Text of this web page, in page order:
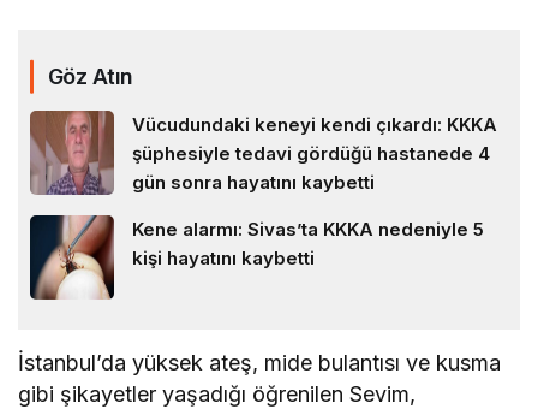
Göz Atın
Vücudundaki keneyi kendi çıkardı: KKKA
şüphesiyle tedavi gördüğü hastanede 4
gün sonra hayatını kaybetti
Kene alarmı: Sivas’ta KKKA nedeniyle 5
kişi hayatını kaybetti
İstanbul’da yüksek ateş, mide bulantısı ve kusma
gibi şikayetler yaşadığı öğrenilen Sevim,